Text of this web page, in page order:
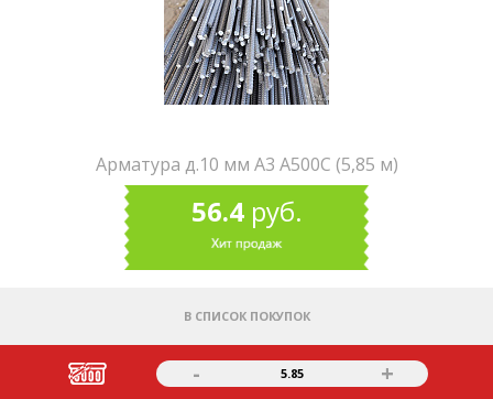
Арматура д.10 мм А3 А500С (5,85 м)
56.4 руб.
В СПИСОК ПОКУПОК
- 5.85 +